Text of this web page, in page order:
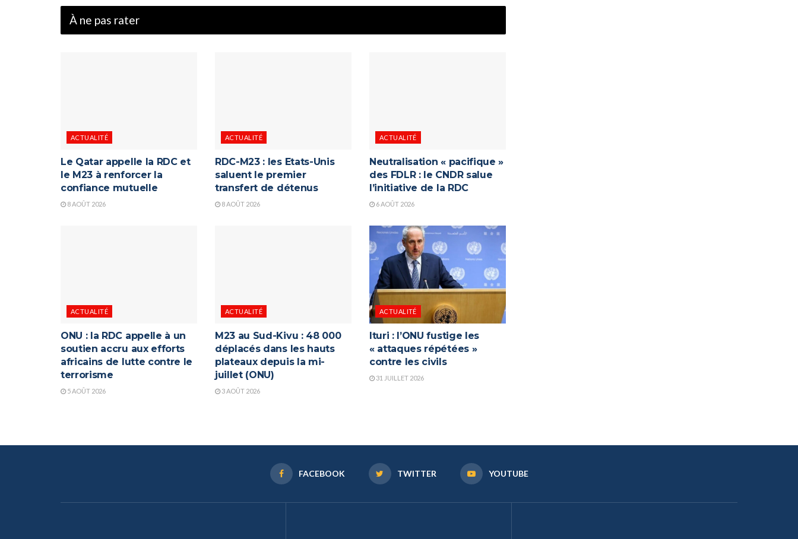
À ne pas rater
ACTUALITÉ
Le Qatar appelle la RDC et
le M23 à renforcer la
confiance mutuelle
8 AOÛT 2026
ACTUALITÉ
RDC-M23 : les Etats-Unis
saluent le premier
transfert de détenus
8 AOÛT 2026
ACTUALITÉ
Neutralisation « pacifique »
des FDLR : le CNDR salue
l’initiative de la RDC
6 AOÛT 2026
ACTUALITÉ
ONU : la RDC appelle à un
soutien accru aux efforts
africains de lutte contre le
terrorisme
5 AOÛT 2026
ACTUALITÉ
M23 au Sud-Kivu : 48 000
déplacés dans les hauts
plateaux depuis la mi-
juillet (ONU)
3 AOÛT 2026
ACTUALITÉ
Ituri : l’ONU fustige les
« attaques répétées »
contre les civils
31 JUILLET 2026
FACEBOOK TWITTER YOUTUBE